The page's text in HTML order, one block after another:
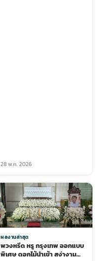
28 พ.ค. 2026
ผลงานล่าสุด
พวงหรีด หรู กรุงเทพ ออกแบบ
พิเศษ ดอกไม้นำเข้า สง่างาม